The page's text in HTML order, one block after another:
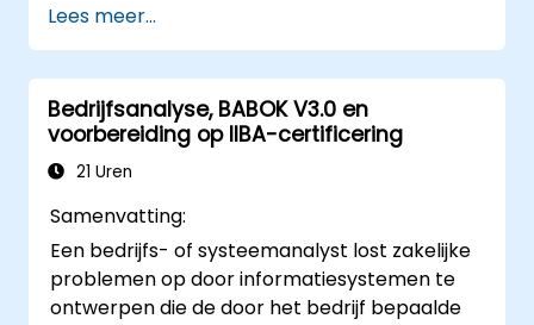
kwaliteitscontrole nodig is.
Basismethoden van kwaliteitsborging
toepassen
Lees meer...
Bedrijfsanalyse, BABOK V3.0 en
voorbereiding op IIBA-certificering
21 Uren
Samenvatting:
Een bedrijfs- of systeemanalyst lost zakelijke
problemen op door informatiesystemen te
ontwerpen die de door het bedrijf bepaalde